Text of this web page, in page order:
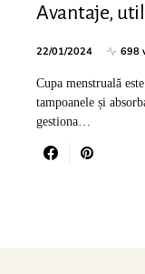
Avantaje,
22/01/2024 698
Cupa menstruală
tampoanele și
gestiona…